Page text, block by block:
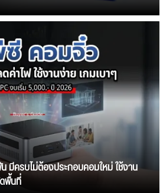
มีครบไม่ต้องประกอบคอมใหม่ ใช้งาน
พื้นที่